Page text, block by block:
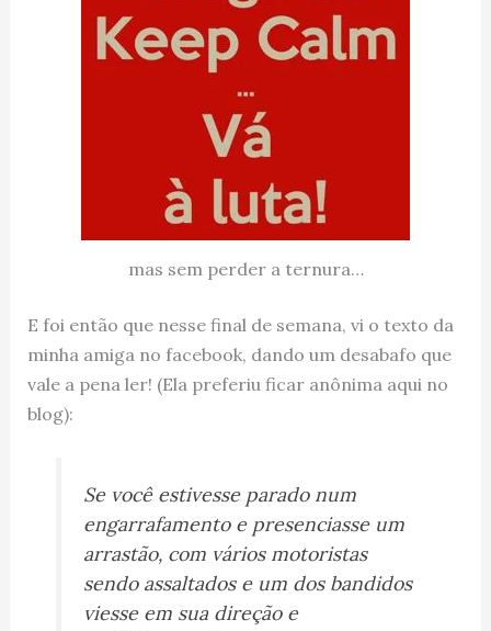
mas sem perder a ternura…
E foi então que nesse final de semana, vi o texto da
minha amiga no facebook, dando um desabafo que
vale a pena ler! (Ela preferiu ficar anônima aqui no
blog):
Se você estivesse parado num
engarrafamento e presenciasse um
arrastão, com vários motoristas
sendo assaltados e um dos bandidos
viesse em sua direção e